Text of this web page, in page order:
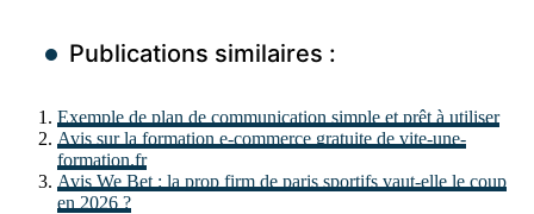
Publications similaires :
Exemple de plan de communication simple et prêt à utiliser
Avis sur la formation e-commerce gratuite de vite-une-
formation.fr
Avis We Bet : la prop firm de paris sportifs vaut-elle le coup
en 2026 ?